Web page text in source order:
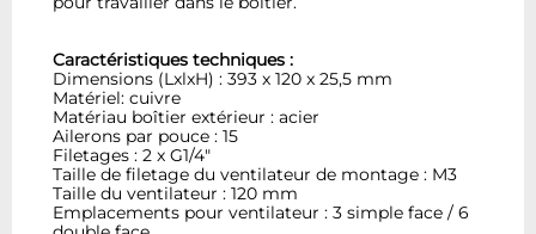
Caractéristiques techniques :
Dimensions (LxlxH) : 393 x 120 x 25,5 mm
Matériel: cuivre
Matériau boîtier extérieur : acier
Ailerons par pouce : 15
Filetages : 2 x G1/4"
Taille de filetage du ventilateur de montage : M3
Taille du ventilateur : 120 mm
Emplacements pour ventilateur : 3 simple face / 6